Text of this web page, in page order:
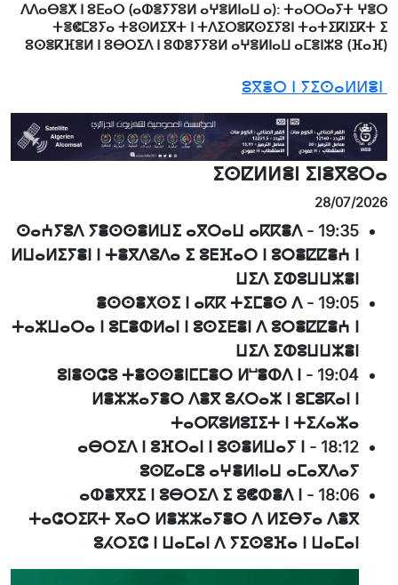
ⴷⴷⴰⴱⴻⵅ ⵏ ⵓⴹⴰⵔ (ⴰⵀⴻⵢⵢⵓⵍ ⴰⵖⴻⵍⵏⴰⵡ ⴰ): ⵜⴰⵔⵔⴰⵢⵜ ⵖⴻⵔ
ⵜⴻⵞⵎⵓⵢⴰ ⵜⵓⵙⵍⵉⴳⵜ ⵏ ⵜⴷⵉⵔⴻⴽⵙⵉⵢⵓⵏ ⵜⴰⵜⵉⴽⵏⵉⴽⵜ ⵉ
ⵓⵙⴻⴽⴼⴻⵍ ⵏ ⵓⴱⵔⵉⴷ ⵏ ⵓⵀⴻⵢⵢⵓⵍ ⴰⵖⴻⵍⵏⴰⵡ ⴰⵎⴻⵏⵣⵓ (ⴼⴰⴼ)
ⵉⵙⵇⵍⵍⴻⵏ ⵉⵏⴻⴳⵓⵔⴰ
28/07/2026
19:35
-
ⵙⴰⵄⵢⵓⴷ ⵢⴻⵙⵙⴻⵍⵡⵉ ⴰⴳⵔⴰⵡ ⴰⴽⴽⴻⴷ
ⵍⵡⴰⵍⵉⵢⴻⵏ ⵏ ⵜⴻⴳⴷⵓⴷⴰ ⵉ ⵓⴹⴼⴰⵔ ⵏ ⵓⵔⴻⵇⵇⴻⵄ ⵏ
ⵡⵉⴷ ⵉⵀⵓⵡⵡⵣⴻⵏ
19:05
-
ⴻⵙⵙⴻⵅⵙⵉ ⵏ ⴰⴽⴽ ⵜⵉⵎⴻⵙ ⴷ
ⵜⴰⵣⵡⴰⵔⴰ ⵏ ⵓⵎⴻⵀⵍⴰⵏ ⵏ ⵓⵙⵉⴹⴻⵏ ⴷ ⵓⵔⴻⵇⵇⴻⵄ ⵏ
ⵡⵉⴷ ⵉⵀⵓⵡⵡⵣⴻⵏ
19:04
-
ⵓⵏⴻⵙⵛⵓ ⵜⴻⵙⵙⴻⵏⵎⵎⴻⵔ ⵍⵯⴻⵀⴷ ⵏ
ⵍⴻⵣⵣⴰⵢⴻⵔ ⴷⴻⴳ ⵓⵃⵔⴰⵣ ⵏ ⵓⵎⵓⴽⴰⵏ ⵏ
ⵜⴰⵔⴽⵓⵍⵓⵊⵉⵜ ⵏ ⵜⵉⵃⴰⵣⴰ
18:12
-
ⴰⴱⵔⵉⴷ ⵏ ⵓⴼⵔⴰⵏ ⵏ ⵓⵙⴻⵍⵡⴰⵢ ⵏ
ⵓⵙⵇⴰⵎⵓ ⴰⵖⴻⵍⵏⴰⵡ ⴰⵎⴰⴳⴷⴰⵢ
18:06
-
ⴰⵀⴻⴳⴳⵉ ⵏ ⵓⴱⵔⵉⴷ ⵉ ⵓⵞⵀⴻⴷ ⵏ
ⵜⴰⵛⵔⵉⴽⵜ ⴳⴰⵔ ⵍⴻⵣⵣⴰⵢⴻⵔ ⴷ ⵍⵉⴱⵢⴰ ⴷⴻⴳ
ⵓⵃⵔⵉⵛ ⵏ ⵡⴰⵎⴰⵏ ⴷ ⵢⵉⵙⵓⴼⴰ ⵏ ⵡⴰⵎⴰⵏ